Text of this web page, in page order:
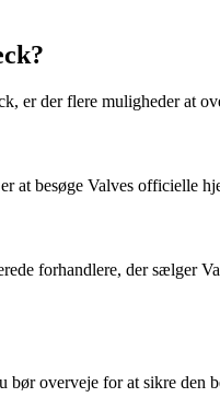
er der flere muligheder at
at besøge Valves
forhandlere, der sælger
overveje for at sikre den